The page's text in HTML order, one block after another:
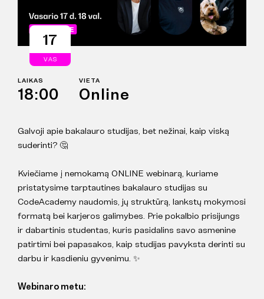
17
VAS
LAIKAS
18:00
VIETA
Online
Galvoji apie bakalauro studijas, bet nežinai, kaip viską
suderinti? 🤔
Kviečiame į nemokamą ONLINE webinarą, kuriame
pristatysime tarptautines bakalauro studijas su
CodeAcademy naudomis, jų struktūrą, lankstų mokymosi
formatą bei karjeros galimybes. Prie pokalbio prisijungs
ir dabartinis studentas, kuris pasidalins savo asmenine
patirtimi bei papasakos, kaip studijas pavyksta derinti su
darbu ir kasdieniu gyvenimu. ✨
Webinaro metu: